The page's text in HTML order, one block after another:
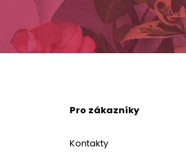
Pro zákazníky
Kontakty